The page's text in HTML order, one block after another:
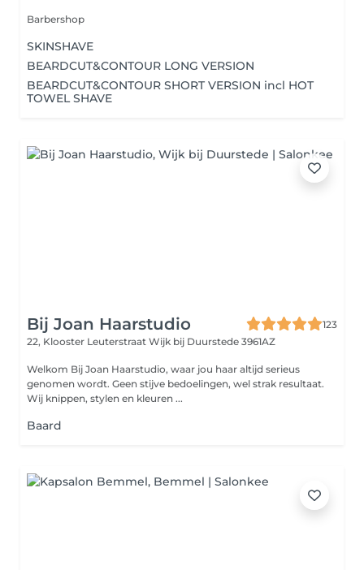
Barbershop
SKINSHAVE
BEARDCUT&CONTOUR LONG VERSION
BEARDCUT&CONTOUR SHORT VERSION incl HOT
TOWEL SHAVE
Bij Joan Haarstudio
123
22, Klooster Leuterstraat Wijk bij Duurstede 3961AZ
Welkom Bij Joan Haarstudio, waar jou haar altijd serieus
genomen wordt. Geen stijve bedoelingen, wel strak resultaat.
Wij knippen, stylen en kleuren ...
Baard